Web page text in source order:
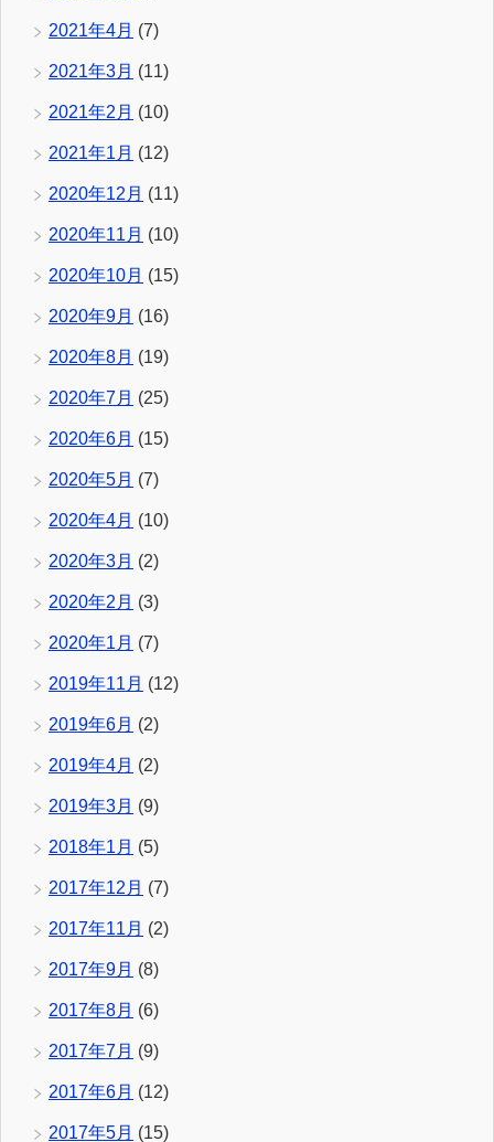
2021年4月 (7)
2021年3月 (11)
2021年2月 (10)
2021年1月 (12)
2020年12月 (11)
2020年11月 (10)
2020年10月 (15)
2020年9月 (16)
2020年8月 (19)
2020年7月 (25)
2020年6月 (15)
2020年5月 (7)
2020年4月 (10)
2020年3月 (2)
2020年2月 (3)
2020年1月 (7)
2019年11月 (12)
2019年6月 (2)
2019年4月 (2)
2019年3月 (9)
2018年1月 (5)
2017年12月 (7)
2017年11月 (2)
2017年9月 (8)
2017年8月 (6)
2017年7月 (9)
2017年6月 (12)
2017年5月 (15)